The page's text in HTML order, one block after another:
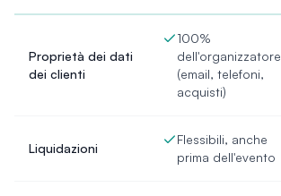
Proprietà dei dati
dei clienti
100%
dell'organizzatore
(email, telefoni,
acquisti)
Liquidazioni
Flessibili, anche
prima dell'evento